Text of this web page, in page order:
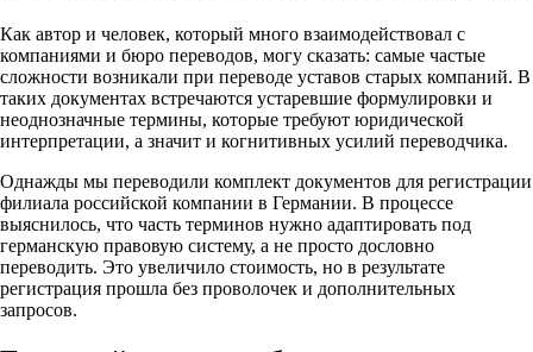
Как автор и человек, который много взаимодействовал с
компаниями и бюро переводов, могу сказать: самые частые
сложности возникали при переводе уставов старых компаний. В
таких документах встречаются устаревшие формулировки и
неоднозначные термины, которые требуют юридической
интерпретации, а значит и когнитивных усилий переводчика.
Однажды мы переводили комплект документов для регистрации
филиала российской компании в Германии. В процессе
выяснилось, что часть терминов нужно адаптировать под
германскую правовую систему, а не просто дословно
переводить. Это увеличило стоимость, но в результате
регистрация прошла без проволочек и дополнительных
запросов.